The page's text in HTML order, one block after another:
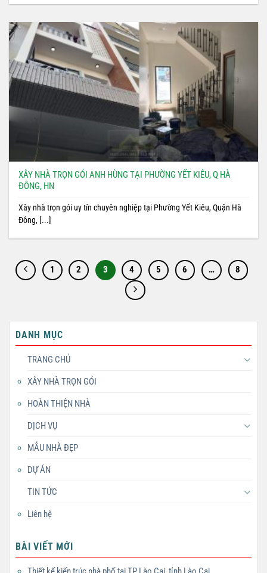
XÂY NHÀ TRỌN GÓI ANH HÙNG TẠI PHƯỜNG YẾT KIÊU, Q HÀ
ĐÔNG, HN
Xây nhà trọn gói uy tín chuyên nghiệp tại Phường Yết Kiêu, Quận Hà
Đông, [...]
1 2 3 4 5 6 … 8
DANH MỤC
TRANG CHỦ
XÂY NHÀ TRỌN GÓI
HOÀN THIỆN NHÀ
DỊCH VỤ
MẪU NHÀ ĐẸP
DỰ ÁN
TIN TỨC
Liên hệ
BÀI VIẾT MỚI